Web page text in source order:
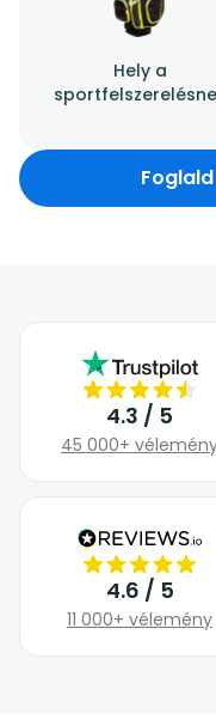
Hely a
4.3 / 5
45 000+
4.6 / 5
11 000+ vélemény